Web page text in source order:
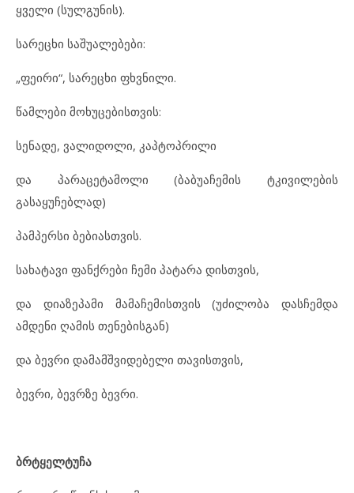
ყველი (სულგუნის).
სარეცხი საშუალებები:
„ფეირი“, სარეცხი ფხვნილი.
წამლები მოხუცებისთვის:
სენადე, ვალიდოლი, კაპტოპრილი
და პარაცეტამოლი (ბაბუაჩემის ტკივილების
გასაყუჩებლად)
პამპერსი ბებიასთვის.
სახატავი ფანქრები ჩემი პატარა დისთვის,
და დიაზეპამი მამაჩემისთვის (უძილობა დასჩემდა
ამდენი ღამის თენებისგან)
და ბევრი დამამშვიდებელი თავისთვის,
ბევრი, ბევრზე ბევრი.
ბრტყელტუჩა